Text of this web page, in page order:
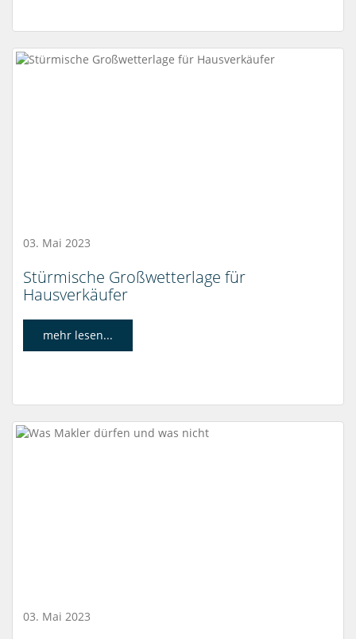
03. Mai 2023
Stürmische Großwetterlage für
Hausverkäufer
mehr lesen...
03. Mai 2023